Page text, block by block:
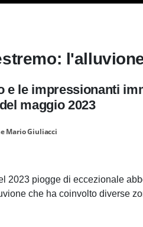
e le impressionanti
maggio 2023
Mario Giuliacci
2023 piogge di eccezionale
che ha coinvolto diverse